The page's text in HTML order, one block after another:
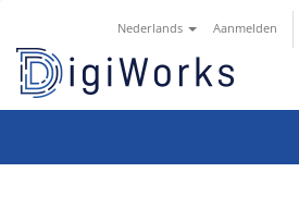
Nederlands Aanmelden